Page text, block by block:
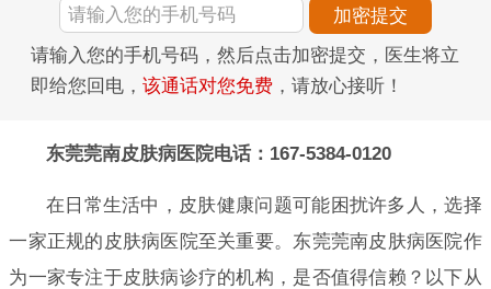
请输入您的手机号码，然后点击加密提交，医生将立
即给您回电， 该通话对您免费 ，请放心接听！
东莞莞南皮肤病医院电话：167-5384-0120
在日常生活中，皮肤健康问题可能困扰许多人，选择
一家正规的皮肤病医院至关重要。东莞莞南皮肤病医院作
为一家专注于皮肤病诊疗的机构，是否值得信赖？以下从